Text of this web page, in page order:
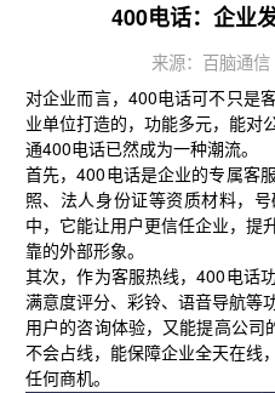
400电话：企业
来源：百脑通
对企业而言，400电话可不只是
业单位打造的，功能多元，能对
通400电话已然成为一种潮流。
首先，400电话是企业的专属客
照、法人身份证等资质材料，
中，它能让用户更信任企业，提
靠的外部形象。
其次，作为客服热线，400电话
满意度评分、彩铃、语音导航等
用户的咨询体验，又能提高公
不会占线，能保障企业全天在线
任何商机。